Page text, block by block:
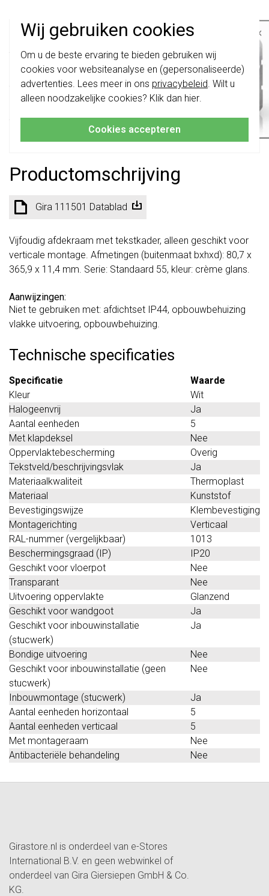
Wij gebruiken cookies
Om u de beste ervaring te bieden gebruiken wij
cookies voor websiteanalyse en (gepersonaliseerde)
advertenties. Lees meer in ons privacybeleid. Wilt u
alleen noodzakelijke cookies? Klik dan hier.
Cookies accepteren
officiële Gira dealer
365 dagen retourrecht
veilig kopen met kopersbescherming
voor 21u besteld, morgen in huis*
Productomschrijving
Gira 111501 Datablad
Vijfoudig afdekraam met tekstkader, alleen geschikt voor
verticale montage. Afmetingen (buitenmaat bxhxd): 80,7 x
365,9 x 11,4 mm. Serie: Standaard 55, kleur: crème glans.
Aanwijzingen:
Niet te gebruiken met: afdichtset IP44, opbouwbehuizing
vlakke uitvoering, opbouwbehuizing.
Technische specificaties
Specificatie
Waarde
Kleur
Wit
Halogeenvrij
Ja
Aantal eenheden
5
Met klapdeksel
Nee
Oppervlaktebescherming
Overig
Tekstveld/beschrijvingsvlak
Ja
Materiaalkwaliteit
Thermoplast
Materiaal
Kunststof
Bevestigingswijze
Klembevestiging
Montagerichting
Verticaal
RAL-nummer (vergelijkbaar)
1013
Beschermingsgraad (IP)
IP20
Geschikt voor vloerpot
Nee
Transparant
Nee
Uitvoering oppervlakte
Glanzend
Geschikt voor wandgoot
Ja
Geschikt voor inbouwinstallatie
(stucwerk)
Ja
Bondige uitvoering
Nee
Geschikt voor inbouwinstallatie (geen
stucwerk)
Nee
Inbouwmontage (stucwerk)
Ja
Aantal eenheden horizontaal
5
Aantal eenheden verticaal
5
Met montageraam
Nee
Antibacteriële behandeling
Nee
Girastore.nl is onderdeel van e-Stores
International B.V. en geen webwinkel of
onderdeel van Gira Giersiepen GmbH & Co.
KG.
×
schakelwippen zijn vernieuwd. Ze zijn
niette combineren met de schakelaars
van vóór augustus 2024.
Klik hiervoor meer informatie, zodat je